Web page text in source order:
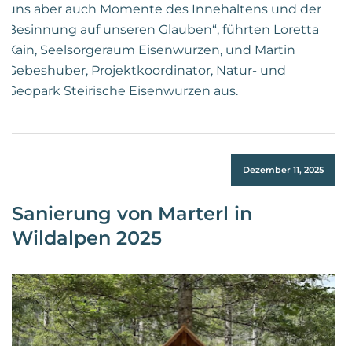
uns aber auch Momente des Innehaltens und der
Besinnung auf unseren Glauben“, führten Loretta
Kain, Seelsorgeraum Eisenwurzen, und Martin
Gebeshuber, Projektkoordinator, Natur- und
Geopark Steirische Eisenwurzen aus.
Dezember 11, 2025
Sanierung von Marterl in
Wildalpen 2025